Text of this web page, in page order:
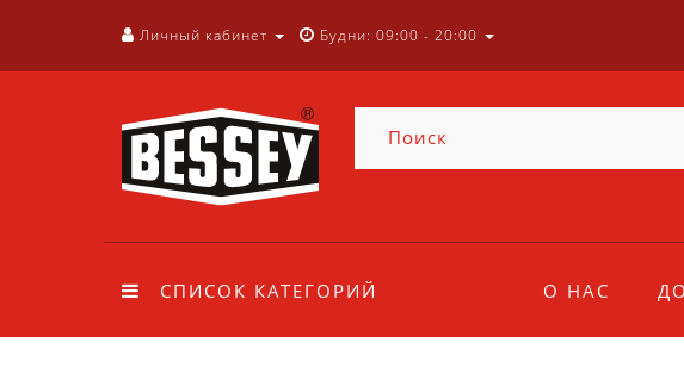
Личный кабинет Будни: 09:00 - 20:00
СПИСОК КАТЕГОРИЙ О НАС